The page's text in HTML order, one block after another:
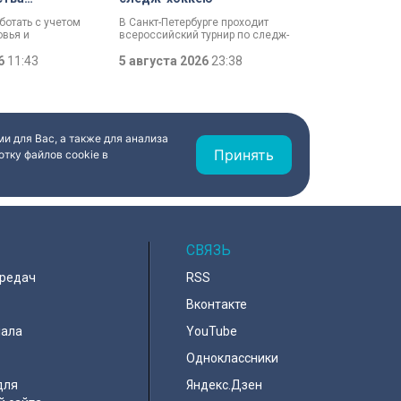
стартовал
с учетом
и
пилотный
помогут
на
11:43
В Санкт-Петербурге проходит
всероссийский турнир по следж-
только медали, но и возможность
5 августа 2026 23:38
для Вас, а также для анализа
файлов cookie в
Принять
СВЯЗЬ
RSS
Вконтакте
YouTube
Одноклассники
Яндекс.Дзен